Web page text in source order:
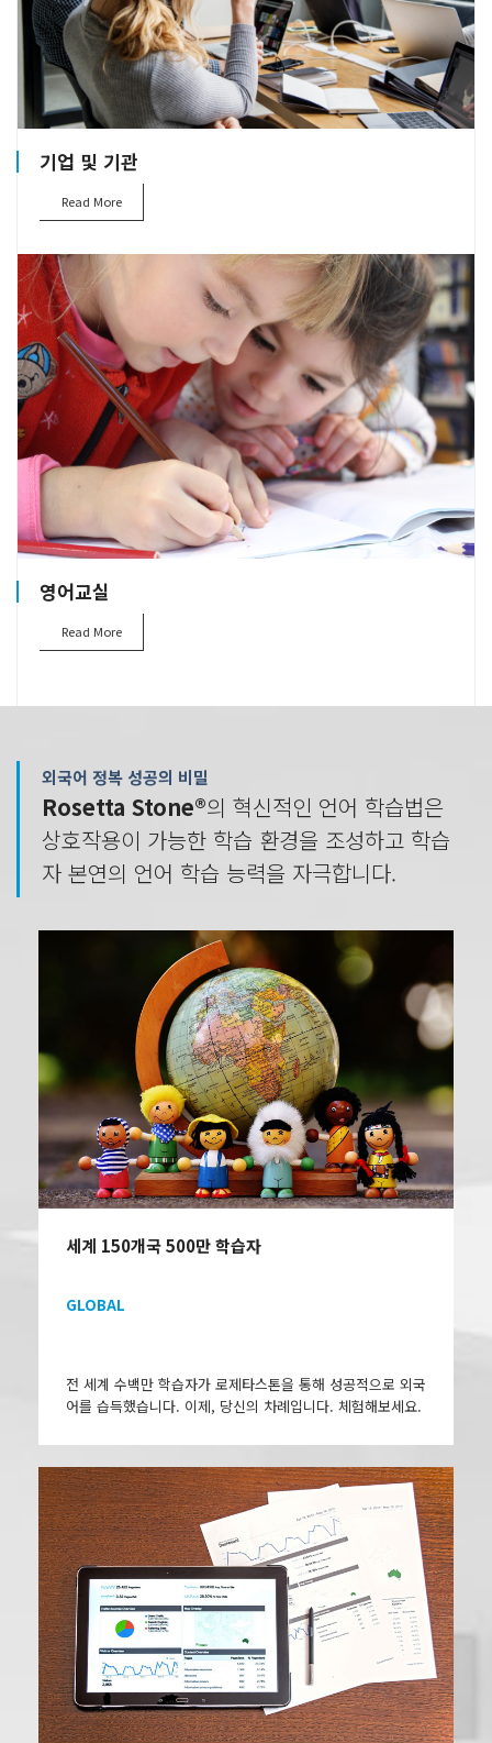
기업 및 기관
Read More
영어교실
Read More
외국어 정복 성공의 비밀
Rosetta Stone®의 혁신적인 언어 학습법은
상호작용이 가능한 학습 환경을 조성하고 학습
자 본연의 언어 학습 능력을 자극합니다.
세계 150개국 500만 학습자
GLOBAL
전 세계 수백만 학습자가 로제타스톤을 통해 성공적으로 외국
어를 습득했습니다. 이제, 당신의 차례입니다. 체험해보세요.